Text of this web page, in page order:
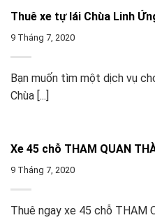
Thuê xe tự lái Chùa Linh
9 Tháng 7, 2020
Bạn muốn tìm một dịch vụ
Chùa [...]
Xe 45 chỗ THAM QUAN
9 Tháng 7, 2020
Thuê ngay xe 45 chỗ THAM